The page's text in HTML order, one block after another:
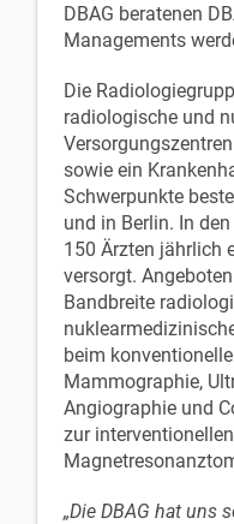
DBAG beratenen
Managements
Die
radiologische und
sowie ein
Schwerpunkte
und in Berlin. In
150 Ärzten jährlich
versorgt.
Bandbreite
beim
Mammographie,
Angiographie und
zur
„Die DBAG hat uns